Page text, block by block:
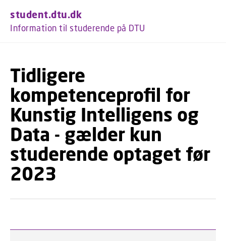
student.dtu.dk
Information til studerende på DTU
Tidligere
kompetenceprofil for
Kunstig Intelligens og
Data - gælder kun
studerende optaget før
2023